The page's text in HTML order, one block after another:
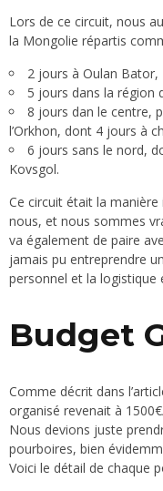
Lors de ce circuit, nous
la Mongolie répartis
2 jours à Oulan Bator,
5 jours dans la région
8 jours dan le centre,
l’Orkhon, dont 4 jours à
6 jours sans le nord,
Kovsgol.
Ce circuit était la
nous, et nous sommes
va également de paire
jamais pu entreprendre
personnel et la logistique
Budget
Comme décrit dans
organisé revenait à
Nous devions juste
pourboires, bien
Voici le détail de chaque